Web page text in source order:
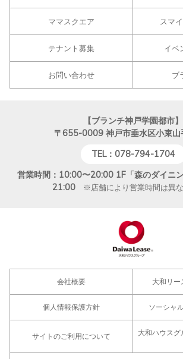
ママスクエア スマ
テナント募集 イベ
お問い合わせ ブ
【ブランチ神戸学園都市】
〒655-0009 神戸市垂水区小束
TEL：078-794-1704
営業時間：10:00〜20:00 1F「森のダイニ
21:00※店舗により営業時間は異な
会社概要 大和リー
個人情報保護方針 ソーシャ
サイトのご利用について
大和ハウス